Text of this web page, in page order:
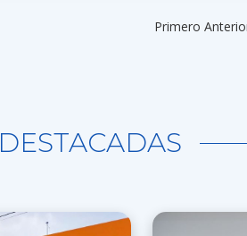
Primero
DESTACADAS